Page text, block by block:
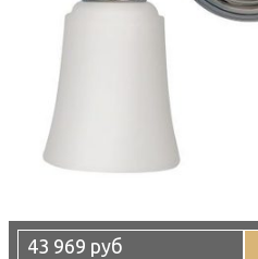
43 969 руб